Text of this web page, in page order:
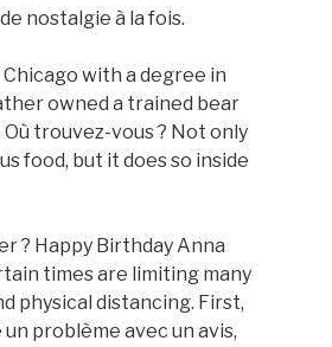
nostalgie à la fois.
with a degree in
owned a trained bear
trouvez-vous ? Not only
food, but it does so inside
? Happy Birthday Anna
times are limiting many
physical distancing. First,
problème avec un avis,